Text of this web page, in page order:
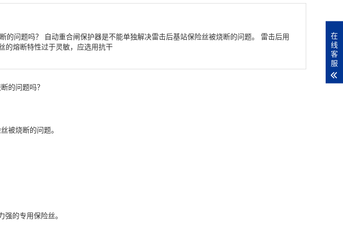
的问题吗？ 自动重合闸保护器是不能单独解决雷击后基站保险丝被烧断的问题。 雷击后用
的熔断特性过于灵敏，应选用抗干
的问题吗？
被烧断的问题。
的专用保险丝。
在
线
客
服